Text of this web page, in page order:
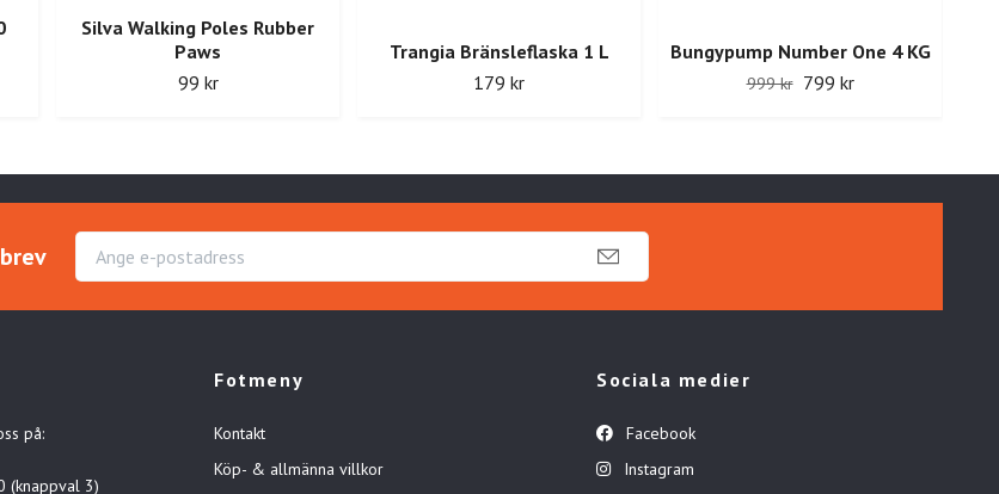
Silva Walking Poles Rubber
Paws
99 kr
Trangia Bränsleflaska 1 L
179 kr
Bungypump Number One 4 KG
999 kr 799 kr
på:
(knappval 3)
Fotmeny
Kontakt
Köp- & allmänna villkor
Sociala medier
Facebook
Instagram